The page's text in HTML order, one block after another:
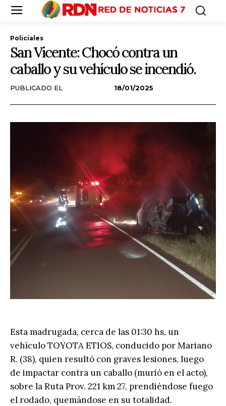
Policiales
San Vicente: Chocó contra un
caballo y su vehículo se incendió.
PUBLICADO EL 18/01/2025
Esta madrugada, cerca de las 01:30 hs, un
vehículo TOYOTA ETIOS, conducido por Mariano
R. (38), quien resultó con graves lesiones, luego
de impactar contra un caballo (murió en el acto),
sobre la Ruta Prov. 221 km 27, prendiéndose fuego
el rodado, quemándose en su totalidad.